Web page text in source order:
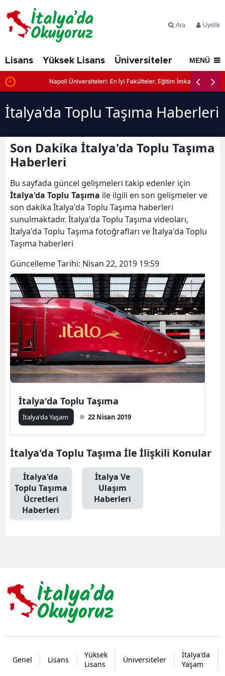
Ara Üyelik
Lisans Yüksek Lisans Üniversiteler İtalya'da
MENÜ
Napoli Üniversiteleri: En İyi Fakülteler, Eğitim İmkanları ve
İtalya'da Toplu Taşıma Haberleri
Son Dakika İtalya'da Toplu Taşıma
Haberleri
Bu sayfada güncel gelişmeleri takip edenler için
İtalya'da Toplu Taşıma ile ilgili en son gelişmeler ve
son dakika İtalya'da Toplu Taşıma haberleri
sunulmaktadır. İtalya'da Toplu Taşıma videoları,
İtalya'da Toplu Taşıma fotoğrafları ve İtalya'da Toplu
Taşıma haberleri
Güncelleme Tarihi: Nisan 22, 2019 19:59
İtalya'da Toplu Taşıma
İtalya'da Yaşam 22 Nisan 2019
İtalya'da Toplu Taşıma İle İlişkili Konular
İtalya'da
Toplu Taşıma
Ücretleri
Haberleri
İtalya Ve
Ulaşım
Haberleri
Genel Lisans
Yüksek
Lisans
Üniversiteler
İtalya'da
Yaşam